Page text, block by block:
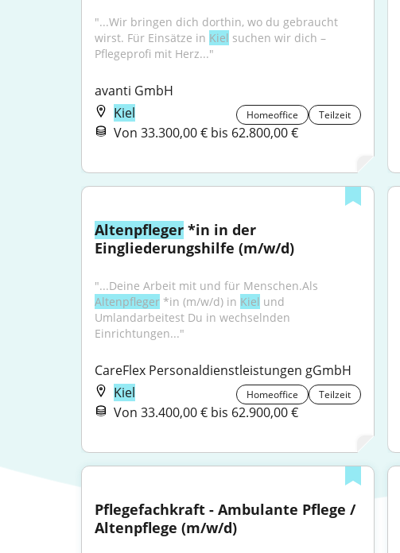
"...Wir bringen dich dorthin, wo du gebraucht
wirst. Für Einsätze in Kiel suchen wir dich –
Pflegeprofi mit Herz..."
avanti GmbH
Kiel
Homeoffice Teilzeit
Von 33.300,00 € bis 62.800,00 €
Altenpfleger *in in der
Eingliederungshilfe (m/w/d)
Altenpfleger *in (m/w/d) in Kiel und
Umlandarbeitest Du in wechselnden
Einrichtungen..."
CareFlex Personaldienstleistungen gGmbH
Kiel
Homeoffice Teilzeit
Von 33.400,00 € bis 62.900,00 €
Pflegefachkraft - Ambulante Pflege /
Altenpflege (m/w/d)